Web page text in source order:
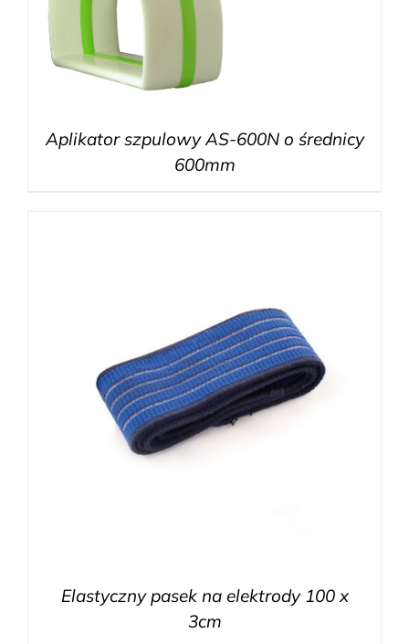
Aplikator szpulowy AS-600N o średnicy
600mm
Elastyczny pasek na elektrody 100 x
3cm